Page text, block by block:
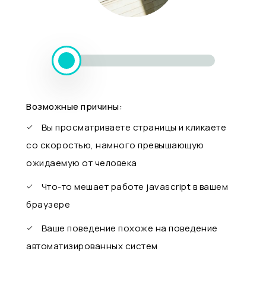
Возможные причины:
Вы просматриваете страницы и кликаете
со скоростью, намного превышающую
ожидаемую от человека
Что-то мешает работе javascript в вашем
браузере
Ваше поведение похоже на поведение
автоматизированных систем